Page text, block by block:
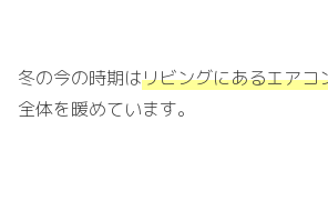
冬の今の時期はリビングにあるエアコ
全体を暖めています。